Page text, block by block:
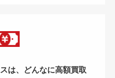
は、どんなに高額買取